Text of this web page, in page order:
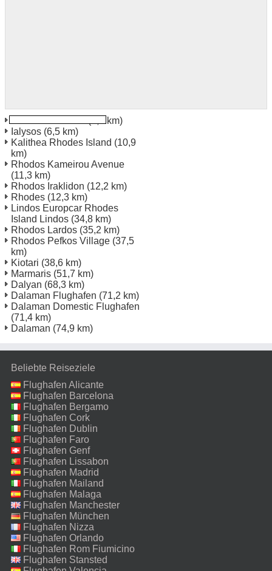
(2,7 km)
Ialysos (6,5 km)
Kalithea Rhodes Island (10,9
km)
Rhodos Kameirou Avenue
(11,3 km)
Rhodos Iraklidon (12,2 km)
Rhodes (12,3 km)
Lindos Europcar Rhodes
Island Lindos (34,8 km)
Rhodos Lardos (35,2 km)
Rhodos Pefkos Village (37,5
km)
Kiotari (38,6 km)
Marmaris (51,7 km)
Dalyan (68,3 km)
Dalaman Flughafen (71,2 km)
Dalaman Domestic Flughafen
(71,4 km)
Dalaman (74,9 km)
Beliebte Reiseziele
Flughafen Alicante
Flughafen Barcelona
Flughafen Bergamo
Flughafen Cork
Flughafen Dublin
Flughafen Faro
Flughafen Genf
Flughafen Lissabon
Flughafen Madrid
Flughafen Mailand
Malpensa
Flughafen Malaga
Flughafen Manchester
Flughafen München
Flughafen Nizza
Flughafen Orlando
Flughafen Rom Fiumicino
Flughafen Stansted